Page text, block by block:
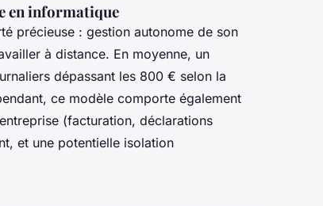
en informatique
précieuse : gestion autonome de son
à distance. En moyenne, un
dépassant les 800 € selon la
ce modèle comporte également
(facturation, déclarations
et une potentielle isolation